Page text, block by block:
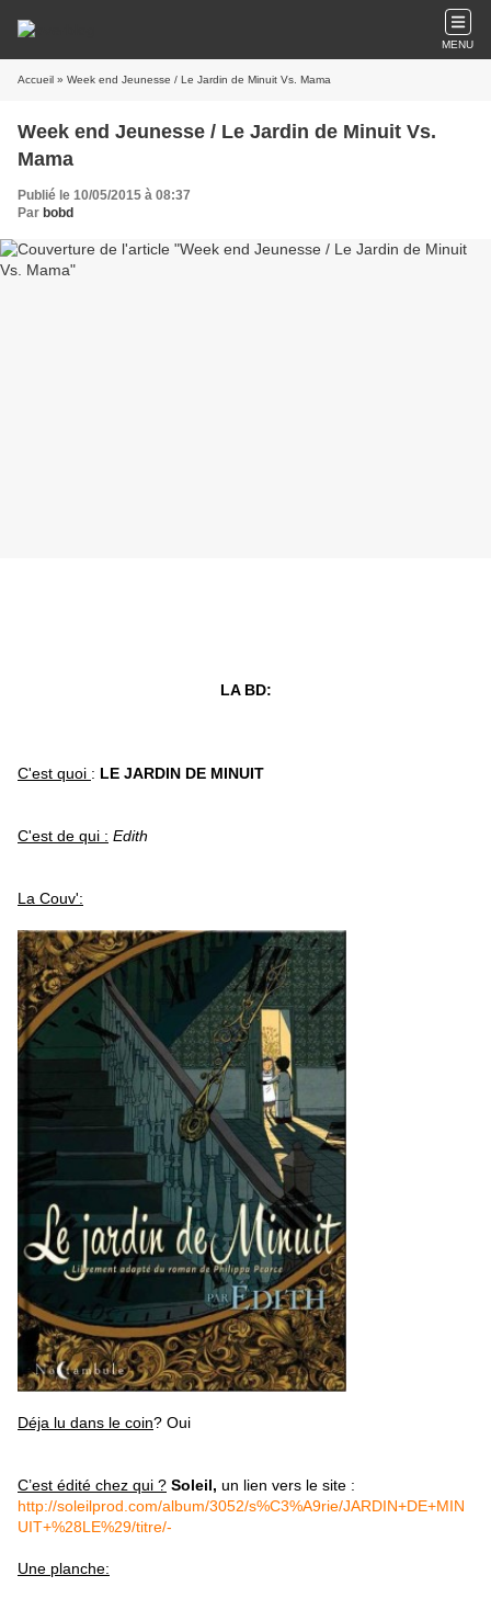
MENU
Accueil » Week end Jeunesse / Le Jardin de Minuit Vs. Mama
Week end Jeunesse / Le Jardin de Minuit Vs.
Mama
Publié le 10/05/2015 à 08:37
Par bobd
LA BD:
C'est quoi : LE JARDIN DE MINUIT
C'est de qui : Edith
La Couv':
Déja lu dans le coin? Oui
C’est édité chez qui ? Soleil, un lien vers le site :
http://soleilprod.com/album/3052/s%C3%A9rie/JARDIN+DE+MIN
UIT+%28LE%29/titre/-
Une planche: